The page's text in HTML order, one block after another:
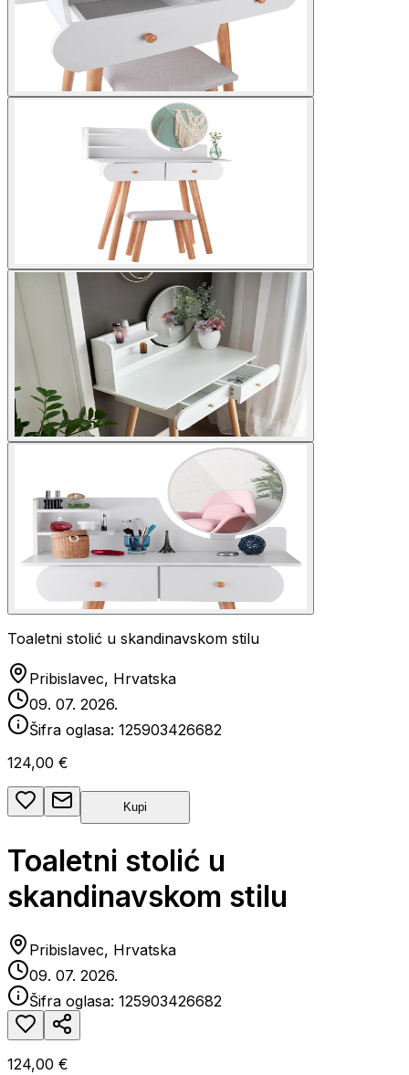
Toaletni stolić u skandinavskom stilu
Pribislavec, Hrvatska
09. 07. 2026.
Šifra oglasa: 125903426682
124,00 €
Kupi
Toaletni stolić u
skandinavskom stilu
Pribislavec, Hrvatska
09. 07. 2026.
Šifra oglasa: 125903426682
124,00 €